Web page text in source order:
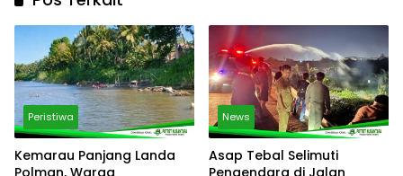
Peristiwa
Kemarau Panjang Landa
Polman, Warga
News
Asap Tebal Selimuti
Pengendara di Jalan